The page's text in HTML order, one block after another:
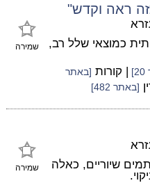
ראה וקדש"
שמירה
כמוצאי שלל רב,
| קורות [באתר
[באתר 482]
שמירה
שיוריים, כאלה